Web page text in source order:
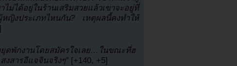
ม่ได้อยู่ในร้านเสริมสวยแล้วเขาจะอยู่ที่
ญิงประเภทไหนกัน? เหตุผลนี้คงทำให้
ดพักงานโดยสมัครใจเลย…ในขณะที่ฮ
งสารอีแจจินจริงๆ” [+140, +5]